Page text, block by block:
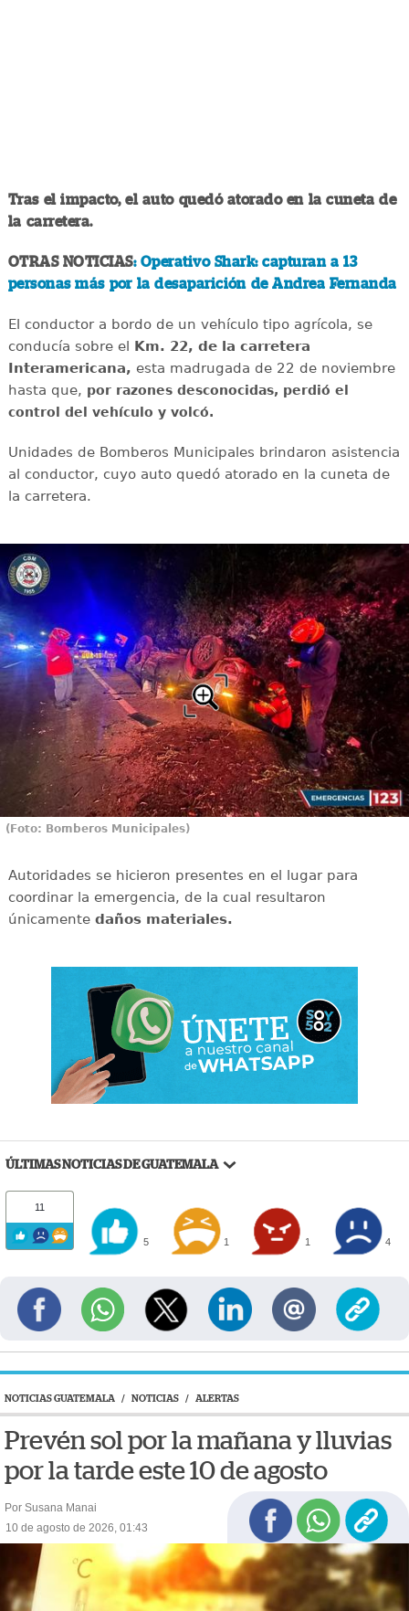
Tras el impacto, el auto quedó atorado en la cuneta de
la carretera.
OTRAS NOTICIAS: Operativo Shark: capturan a 13
personas más por la desaparición de Andrea Fernanda
El conductor a bordo de un vehículo tipo agrícola, se
conducía sobre el Km. 22, de la carretera
Interamericana, esta madrugada de 22 de noviembre
hasta que, por razones desconocidas, perdió el
control del vehículo y volcó.
Unidades de Bomberos Municipales brindaron asistencia
al conductor, cuyo auto quedó atorado en la cuneta de
la carretera.
(Foto: Bomberos Municipales)
Autoridades se hicieron presentes en el lugar para
coordinar la emergencia, de la cual resultaron
únicamente daños materiales.
ÚLTIMAS NOTICIAS DE GUATEMALA
11
5 1 1 4
NOTICIAS GUATEMALA / NOTICIAS / ALERTAS
Prevén sol por la mañana y lluvias
por la tarde este 10 de agosto
Por Susana Manai
10 de agosto de 2026, 01:43